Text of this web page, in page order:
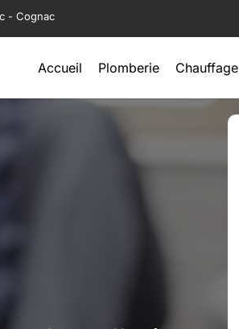
- Cognac
Accueil Plomberie Chauffage